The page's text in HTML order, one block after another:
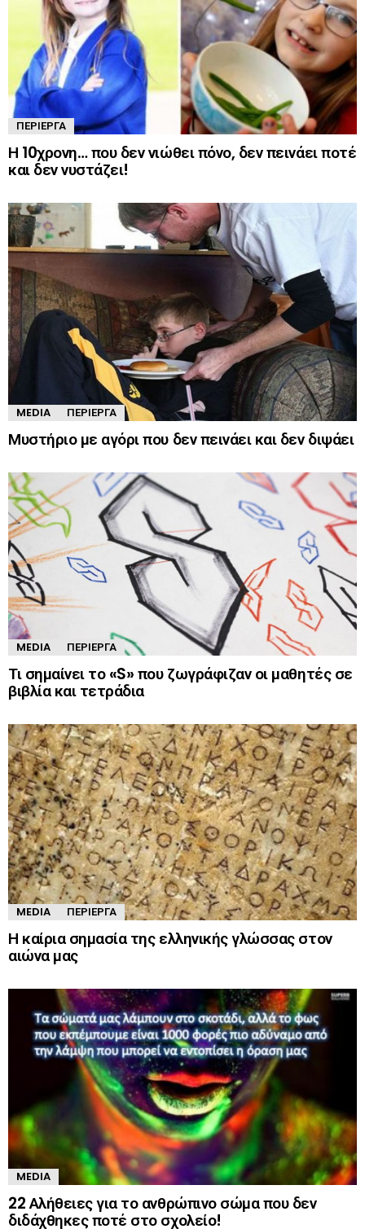
ΠΕΡΊΕΡΓΑ
Η 10χρονη… που δεν νιώθει πόνο, δεν πεινάει ποτέ
και δεν νυστάζει!
MEDIA ΠΕΡΊΕΡΓΑ
Μυστήριο με αγόρι που δεν πεινάει και δεν διψάει
MEDIA ΠΕΡΊΕΡΓΑ
Τι σημαίνει το «S» που ζωγράφιζαν οι μαθητές σε
βιβλία και τετράδια
MEDIA ΠΕΡΊΕΡΓΑ
Η καίρια σημασία της ελληνικής γλώσσας στον
αιώνα μας
MEDIA
22 Αλήθειες για το ανθρώπινο σώμα που δεν
διδάχθηκες ποτέ στο σχολείο!